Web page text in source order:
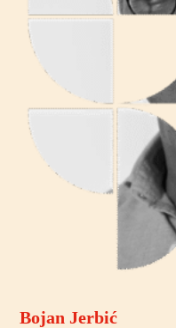
Bojan Jerbić